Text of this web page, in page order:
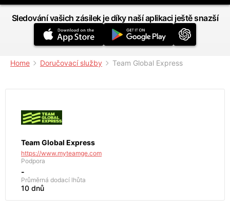
Sledování vašich zásilek je díky naší aplikaci ještě snazší
Home Doručovací služby Team Global Express
Team Global Express
https://www.myteamge.com
Podpora
-
Průměrná dodací lhůta
10 dnů